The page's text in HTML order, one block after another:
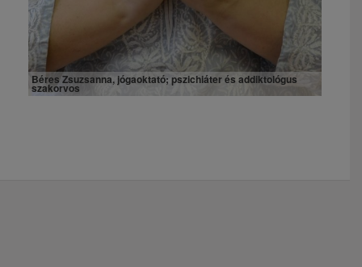
Béres Zsuzsanna, jógaoktató; pszichiáter és addiktológus
szakorvos